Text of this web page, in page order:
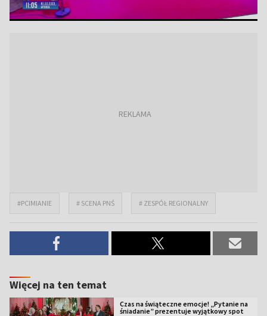
#PCIMIANIE # SCENA PNŚ # ZESPÓŁ REGIONALNY
Więcej na ten temat
Czas na świąteczne emocje! „Pytanie na
śniadanie” prezentuje wyjątkowy spot